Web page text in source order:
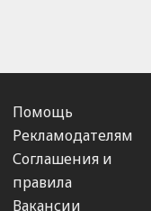
Помощь
Рекламодателям
Соглашения и
правила
Вакансии